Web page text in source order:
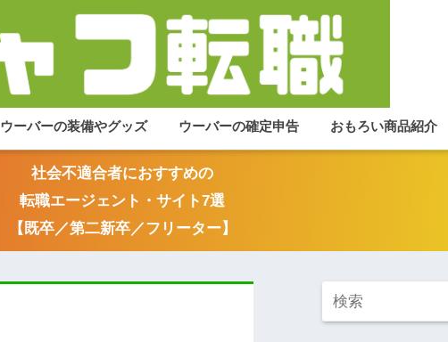
ウーバーの装備やグッズ ウーバーの確定申告 おもろい商品紹介
社会不適合者におすすめの
転職エージェント・サイト7選
【既卒／第二新卒／フリーター】